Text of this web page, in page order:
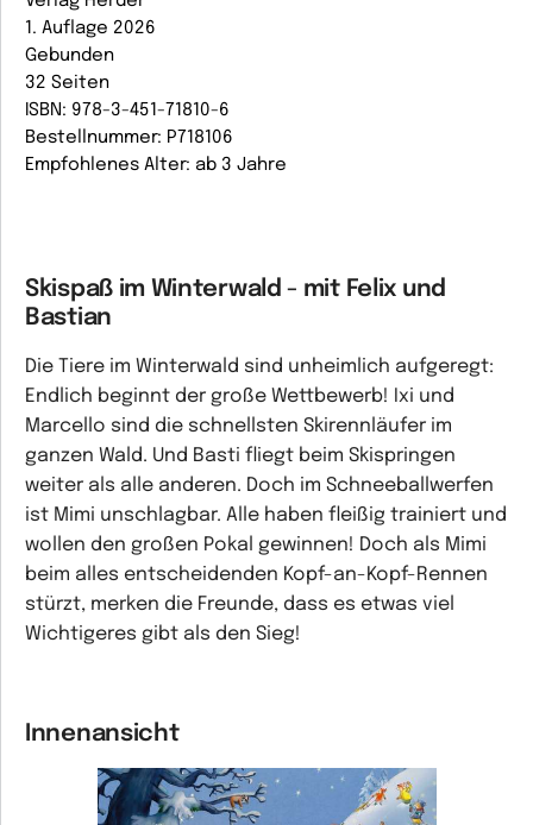
1. Auflage 2026
Gebunden
32 Seiten
ISBN: 978-3-451-71810-6
Bestellnummer: P718106
Empfohlenes Alter: ab 3 Jahre
Skispaß im Winterwald - mit Felix und
Bastian
Die Tiere im Winterwald sind unheimlich aufgeregt:
Endlich beginnt der große Wettbewerb! Ixi und
Marcello sind die schnellsten Skirennläufer im
ganzen Wald. Und Basti fliegt beim Skispringen
weiter als alle anderen. Doch im Schneeballwerfen
ist Mimi unschlagbar. Alle haben fleißig trainiert und
wollen den großen Pokal gewinnen! Doch als Mimi
beim alles entscheidenden Kopf-an-Kopf-Rennen
stürzt, merken die Freunde, dass es etwas viel
Wichtigeres gibt als den Sieg!
Innenansicht